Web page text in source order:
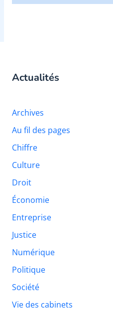
Actualités
Archives
Au fil des pages
Chiffre
Culture
Droit
Économie
Entreprise
Justice
Numérique
Politique
Société
Vie des cabinets